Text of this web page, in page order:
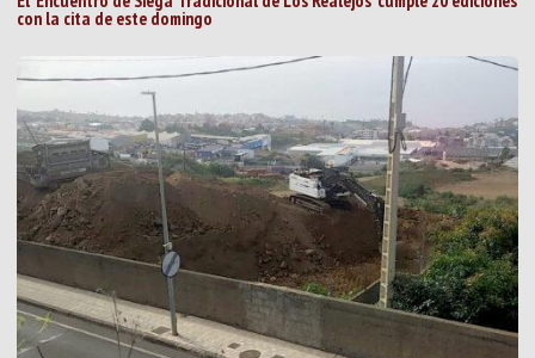
con la cita de este domingo